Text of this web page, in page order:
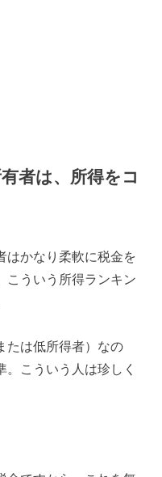
者は、所得をコ
はかなり柔軟に税金を
こういう所得ランキン
たは低所得者）なの
こういう人は珍しく